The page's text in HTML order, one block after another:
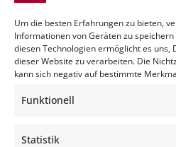
Um die besten Erfahrungen zu bieten,
Informationen von Geräten zu
diesen Technologien ermöglicht es
dieser Website zu verarbeiten. Die
kann sich negativ auf bestimmte
Funktionell
Statistik